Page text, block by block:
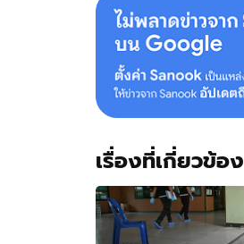
เรื่องที่เกี่ยวข้อง